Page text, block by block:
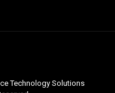
Technology Solutions